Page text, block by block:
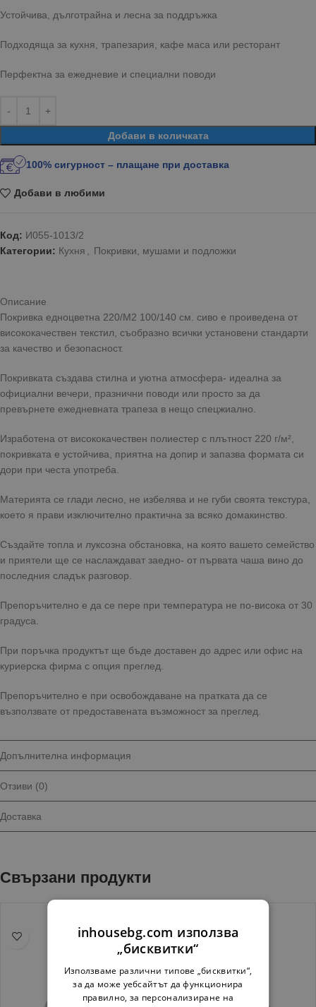
Устойчива, дълготрайна и лесна за поддръжка
Подходяща за кухня, трапезария, кафе маса или ресторант
Перфектна за ежедневие и специални поводи
Добави в количката
100% сигурност – плащане при доставка
Добави в любими
Код: И055-1013/2
Категории: Кухня Покривки, мушами и подложки
Описание
Покривка едноцветна 220/М2 100/140 см. сиво е проиведена от
висококачествен текстил, съобразно всички установени стандарти
за качество и безопасност.
Покривката създава стилна и уютна атмосфера- идеална за
официални вечери, празнични поводи или просто за да
превърнете ежедневната трапеза в нещо спецжиално.
Изработена от висококачествен полиестер с плътност 220 г/м²,
покривката е устойчива, приятна на допир и запазва формата си
дори при честа употреба.
Материята се глади лесно, не избелява и не губи своята текстура,
което я прави изключително практична за всяко домакинство.
Създайте топла и луксозна обстановка, на която вашето семейство
и приятели ще се наслаждават заедно- от първата чаша вино до
последния сладък разговор.
Препоръчително е да се пере при температура не по-висока от 30
градуса.
При поръчка продуктът ще бъде доставен до адрес или офис на
куриерска фирма с опция преглед.
Препоръчително е при освобождаване на пратката да се
възползвате от предоставената възможност за преглед.
Допълнителна информация
Отзиви (0)
Доставка
Свързани продукти
inhousebg.com използва
„бисквитки“
Използваме различни типове „бисквитки“,
за да може уебсайтът да функционира
правилно, за персонализиране на